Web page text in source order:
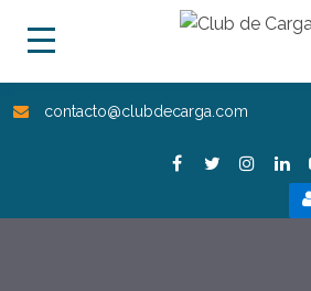
contacto@clubdecarga.com